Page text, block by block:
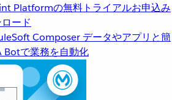
Platformの無料トライアルお申込み
ード
Composer データやアプリと簡
Botで業務を自動化